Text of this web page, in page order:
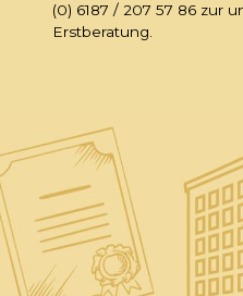
(0) 6187 / 207 57 86 zur
Erstberatung.